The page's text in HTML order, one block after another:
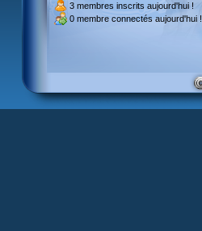
3 membres inscrits aujourd'hui !
0 membre connectés aujourd'hui !